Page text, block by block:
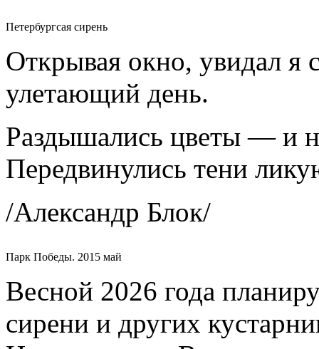
Петербургсая сирень
Открывая окно, увидал
улетающий день.
Раздышались цветы — и
Передвинулись тени
/Александр Блок/
Парк Победы. 2015 май
Весной 2026 года
сирени и других